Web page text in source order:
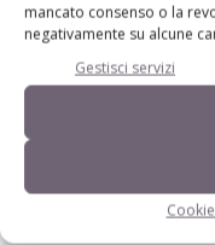
mancato consenso o la
negativamente su alcune
Gestisci servizi
positivo. «La
dovesse
antibiotic free, non
lo facciamo in primo
disciplinare senza
l’idea di fare un
orgoglio aziendale,